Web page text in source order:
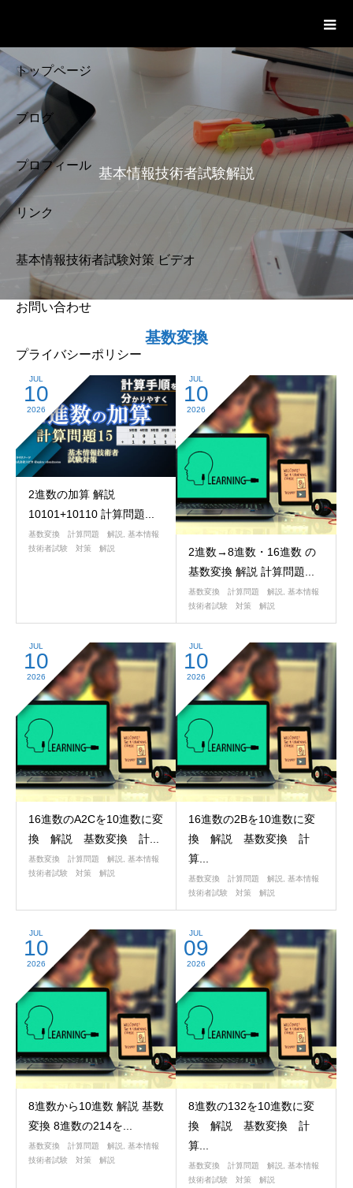
トップページ
ブログ
プロフィール
リンク
基本情報技術者試験対策 ビデオ
お問い合わせ
プライバシーポリシー
基本情報技術者試験解説
基数変換
JUL
10
2026
2進数の加算 解説
10101+10110 計算問題...
基数変換 計算問題 解説, 基本情報
技術者試験 対策 解説
JUL
10
2026
2進数→8進数・16進数 の
基数変換 解説 計算問題...
基数変換 計算問題 解説
基本情報
技術者試験 対策 解説
JUL
10
2026
16進数のA2Cを10進数に変
換 解説 基数変換 計...
基数変換 計算問題 解説
基本情報
技術者試験 対策 解説
JUL
10
2026
16進数の2Bを10進数に変
換 解説 基数変換 計
算...
基数変換 計算問題 解説
基本情報
技術者試験 対策 解説
JUL
10
2026
8進数から10進数 解説 基数
変換 8進数の214を...
基数変換 計算問題 解説
基本情報
技術者試験 対策 解説
JUL
09
2026
8進数の132を10進数に変
換 解説 基数変換 計
算...
基数変換 計算問題 解説
基本情報
技術者試験 対策 解説